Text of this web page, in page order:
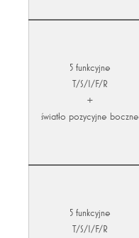
5 funkcyjne
T/S/I/F/R
+
światło pozycyjne boczne
5 funkcyjne
T/S/I/F/R